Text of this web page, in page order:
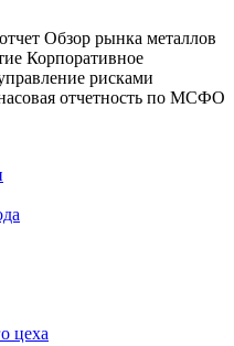
Обзор рынка металлов
Корпоративное
рисками
отчетность по МСФО
цеха